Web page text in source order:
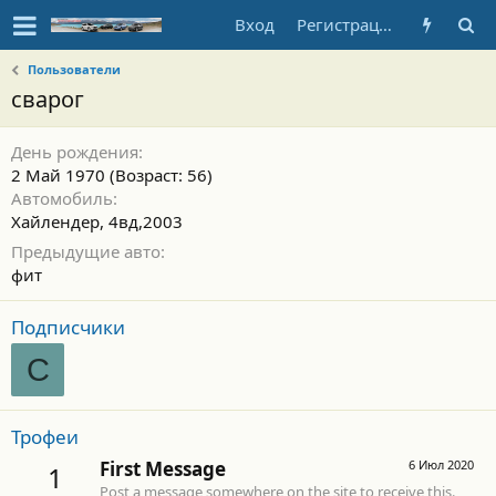
Вход Регистрация
Пользователи
сварог
День рождения
2 Май 1970 (Возраст: 56)
Автомобиль
Хайлендер, 4вд,2003
Предыдущие авто
фит
Подписчики
С
Трофеи
1 6 Июл 2020
First Message
Post a message somewhere on the site to receive this.